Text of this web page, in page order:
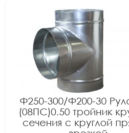
Ф250-300/Ф200-30
(08ПС)0.50 тройник
сечения с круглой